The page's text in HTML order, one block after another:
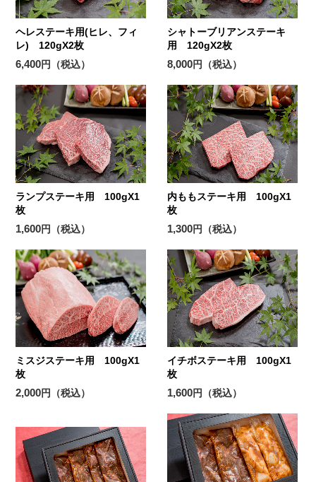
ヘレステーキ用(ヒレ、フィ
レ) 120gX2枚
6,400円（税込）
シャトーブリアンステーキ
用 120gX2枚
8,000円（税込）
ランプステーキ用 100gX1
枚
1,600円（税込）
内ももステーキ用 100gX1
枚
1,300円（税込）
ミスジステーキ用 100gX1
枚
2,000円（税込）
イチボステーキ用 100gX1
枚
1,600円（税込）